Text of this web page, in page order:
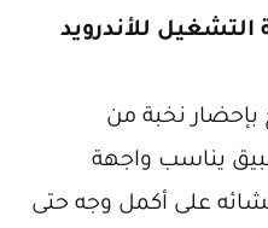
للأندرويد
نخبة من
يناسب واجهة
على أكمل وجه حتى